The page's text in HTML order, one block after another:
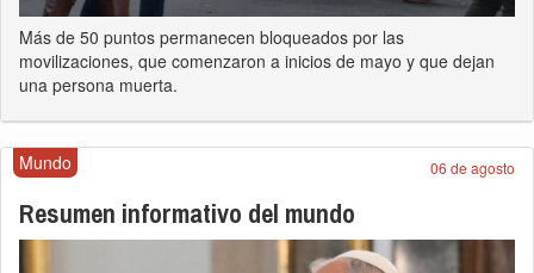
Más de 50 puntos permanecen bloqueados por las
movilizaciones, que comenzaron a inicios de mayo y que dejan
una persona muerta.
Mundo 06 de agosto
Resumen informativo del mundo